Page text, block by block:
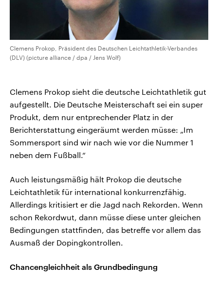
Clemens Prokop, Präsident des Deutschen Leichtathletik-Verbandes
(DLV) (picture alliance / dpa / Jens Wolf)
Clemens Prokop sieht die deutsche Leichtathletik gut
aufgestellt. Die Deutsche Meisterschaft sei ein super
Produkt, dem nur entprechender Platz in der
Berichterstattung eingeräumt werden müsse: „Im
Sommersport sind wir nach wie vor die Nummer 1
neben dem Fußball.“
Auch leistungsmäßig hält Prokop die deutsche
Leichtathletik für international konkurrenzfähig.
Allerdings kritisiert er die Jagd nach Rekorden. Wenn
schon Rekordwut, dann müsse diese unter gleichen
Bedingungen stattfinden, das betreffe vor allem das
Ausmaß der Dopingkontrollen.
Chancengleichheit als Grundbedingung